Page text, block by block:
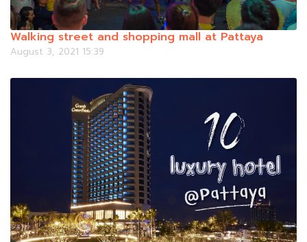
Walking street and shopping mall at Pattaya
August 3, 2021 15:39